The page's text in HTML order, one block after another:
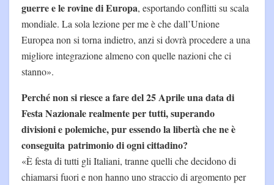
guerre e le rovine di Europa, esportando conflitti su scala
mondiale. La sola lezione per me è che dall’Unione
Europea non si torna indietro, anzi si dovrà procedere a una
migliore integrazione almeno con quelle nazioni che ci
stanno».
Perché non si riesce a fare del 25 Aprile una data di
Festa Nazionale realmente per tutti, superando
divisioni e polemiche, pur essendo la libertà che ne è
conseguita patrimonio di ogni cittadino?
«È festa di tutti gli Italiani, tranne quelli che decidono di
chiamarsi fuori e non hanno uno straccio di argomento per